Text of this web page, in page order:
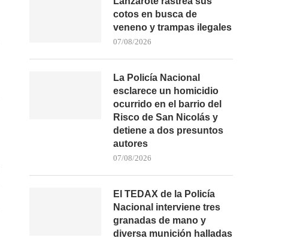
cotos en busca de
veneno y trampas ilegales
07/08/2026
La Policía Nacional
esclarece un homicidio
ocurrido en el barrio del
Risco de San Nicolás y
detiene a dos presuntos
autores
07/08/2026
El TEDAX de la Policía
Nacional interviene tres
granadas de mano y
diversa munición halladas